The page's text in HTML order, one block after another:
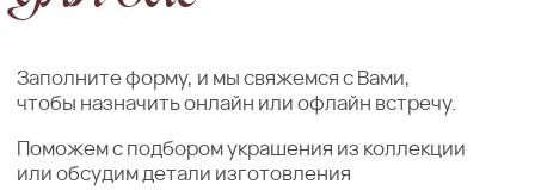
Наш менеджер свяжется с Вами
ПОДТВЕРЖДЕНИЕ